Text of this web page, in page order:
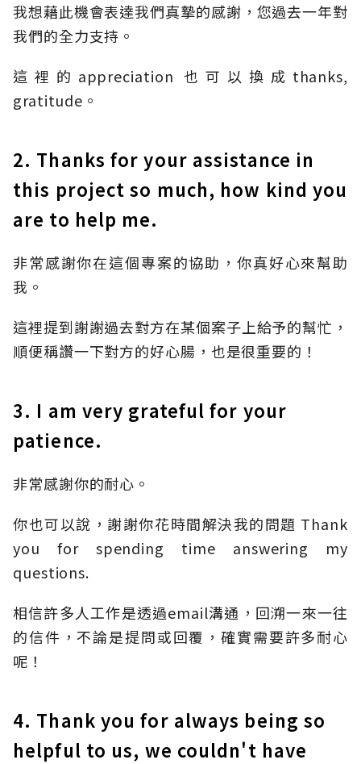
我想藉此機會表達我們真摯的感謝，您過去一年對
我們的全力支持。
這裡的appreciation 也可以換成thanks,
gratitude。
2. Thanks for your assistance in
this project so much, how kind you
are to help me.
非常感謝你在這個專案的協助，你真好心來幫助
我。
這裡提到謝謝過去對方在某個案子上給予的幫忙，
順便稱讚一下對方的好心腸，也是很重要的！
3. I am very grateful for your
patience.
非常感謝你的耐心。
你也可以說，謝謝你花時間解決我的問題 Thank
you for spending time answering my
questions.
相信許多人工作是透過email溝通，回溯一來一往
的信件，不論是提問或回覆，確實需要許多耐心
呢！
4. Thank you for always being so
helpful to us, we couldn't have